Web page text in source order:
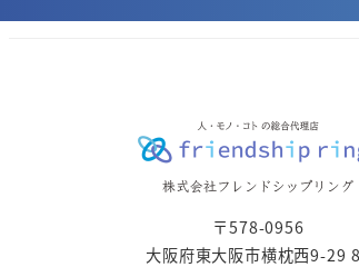
〒578-0956
大阪府東大阪市横枕西9-29